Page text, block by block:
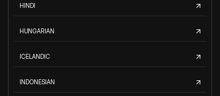
HINDI
HUNGARIAN
ICELANDIC
INDONESIAN